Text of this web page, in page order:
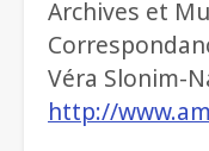
Archives et
Véra Slonim-
http://